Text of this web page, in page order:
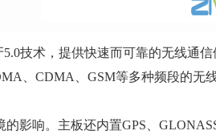
技术，提供快速而可靠的无线通信
、CDMA、GSM等多种频段的无
响。主板还内置GPS、